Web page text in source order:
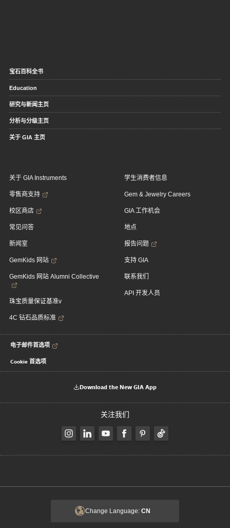
宝石百科全书
Education
研究与新闻主页
分析与分级主页
关于 GIA 主页
关于 GIA Instruments
零售商支持
校区商店
常见问答
新闻室
GemKids 网站
GemKids 网站 Alumni Collective
珠宝质量保证基准v
4C 钻石品质标准
学生消费者信息
Gem & Jewelry Careers
GIA 工作机会
地点
报告问题
支持 GIA
联系我们
API 开发人员
电子邮件首选项
Cookie 首选项
Download the New GIA App
关注我们
Change Language: CN